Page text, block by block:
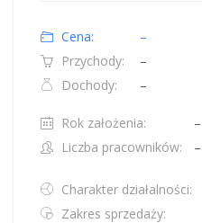
Cena:
–
Przychody:
–
Dochody:
–
Rok założenia:
–
Liczba pracowników:
–
Charakter działalności:
Zakres sprzedaży: